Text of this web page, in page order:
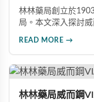
林林藥局創立於
局。本文深入探討
全面瞭解並安全使
READ MORE →
林林藥局威而鋼